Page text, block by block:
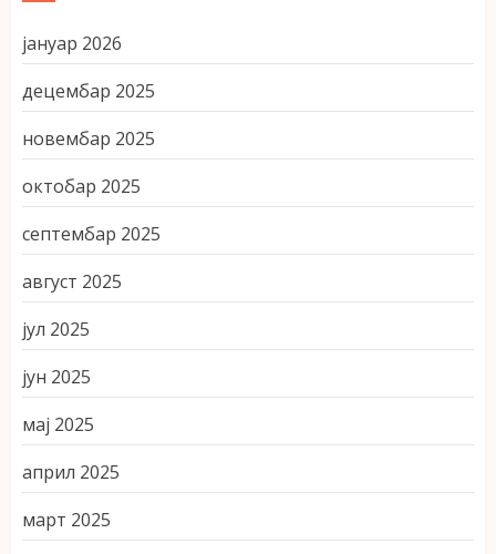
јануар 2026
децембар 2025
новембар 2025
октобар 2025
септембар 2025
август 2025
јул 2025
јун 2025
мај 2025
април 2025
март 2025